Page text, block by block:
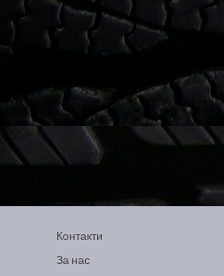
Контакти
За нас